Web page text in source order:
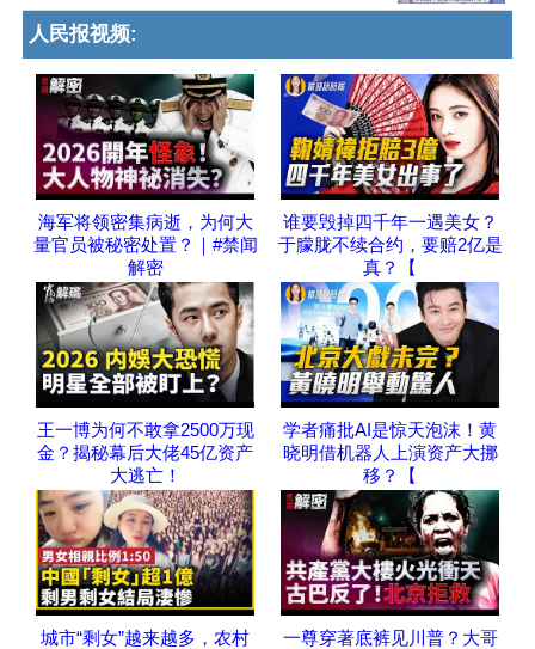
人民报视频:
海军将领密集病逝，为何大
量官员被秘密处置？｜#禁闻
解密
谁要毁掉四千年一遇美女？
于朦胧不续合约，要赔2亿是
真？【
王一博为何不敢拿2500万现
金？揭秘幕后大佬45亿资产
大逃亡！
学者痛批AI是惊天泡沫！黄
晓明借机器人上演资产大挪
移？【
城市“剩女”越来越多，农村
一尊穿著底裤见川普？大哥